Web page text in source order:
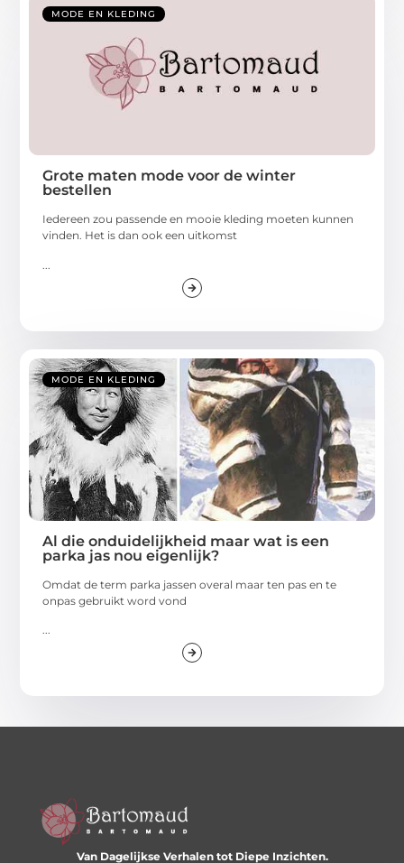
MODE EN KLEDING
Grote maten mode voor de winter
bestellen
Iedereen zou passende en mooie kleding moeten kunnen
vinden. Het is dan ook een uitkomst
MODE EN KLEDING
Al die onduidelijkheid maar wat is een
parka jas nou eigenlijk?
Omdat de term parka jassen overal maar ten pas en te
onpas gebruikt word vond
...
Van Dagelijkse Verhalen tot Diepe Inzichten.